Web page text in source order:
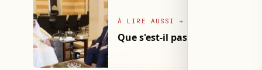
À LIRE AUSSI →
Que s'est-il passé lors de la